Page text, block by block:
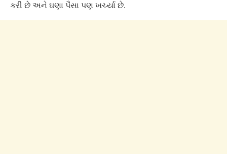
કરી છે અને ઘણા પૈસા પણ ખર્ચ્યા છે.